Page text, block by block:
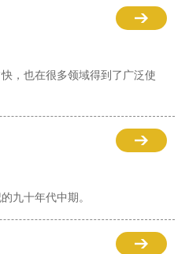
，也在很多领域得到了广泛使
九十年代中期。